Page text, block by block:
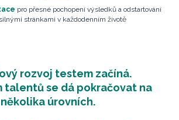
pro přesné pochopení výsledků a odstartování
stránkami v každodenním životě
rozvoj testem začíná.
talentů se dá pokračovat na
několika úrovních.